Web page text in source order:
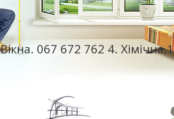
Вікна. 067 672 762 4. Хімічна,1